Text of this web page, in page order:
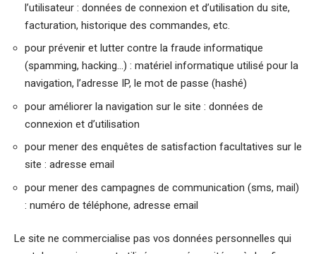
l’utilisateur : données de connexion et d’utilisation du site,
facturation, historique des commandes, etc.
pour prévenir et lutter contre la fraude informatique
(spamming, hacking…) : matériel informatique utilisé pour la
navigation, l’adresse IP, le mot de passe (hashé)
pour améliorer la navigation sur le site : données de
connexion et d’utilisation
pour mener des enquêtes de satisfaction facultatives sur le
site : adresse email
pour mener des campagnes de communication (sms, mail)
: numéro de téléphone, adresse email
Le site ne commercialise pas vos données personnelles qui